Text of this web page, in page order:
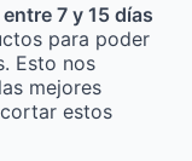
entre 7 y 15 días
para poder
Esto nos
mejores
estos